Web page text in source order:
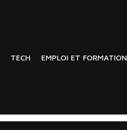
TECH EMPLOI ET FORMATION